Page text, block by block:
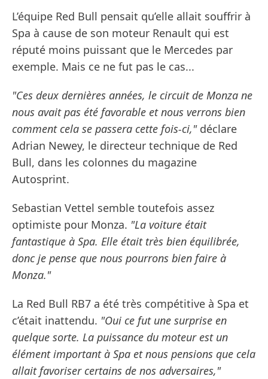
L’équipe Red Bull pensait qu’elle allait souffrir à
Spa à cause de son moteur Renault qui est
réputé moins puissant que le Mercedes par
exemple. Mais ce ne fut pas le cas...
"Ces deux dernières années, le circuit de Monza ne
nous avait pas été favorable et nous verrons bien
comment cela se passera cette fois-ci,"déclare
Adrian Newey, le directeur technique de Red
Bull, dans les colonnes du magazine
Autosprint.
Sebastian Vettel semble toutefois assez
optimiste pour Monza. "La voiture était
fantastique à Spa. Elle était très bien équilibrée,
donc je pense que nous pourrons bien faire à
Monza."
La Red Bull RB7 a été très compétitive à Spa et
c’était inattendu. "Oui ce fut une surprise en
quelque sorte. La puissance du moteur est un
élément important à Spa et nous pensions que cela
allait favoriser certains de nos adversaires,"